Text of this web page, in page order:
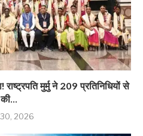
मुर्मु ने 209 प्रतिनिधियों से
की...
30, 2026